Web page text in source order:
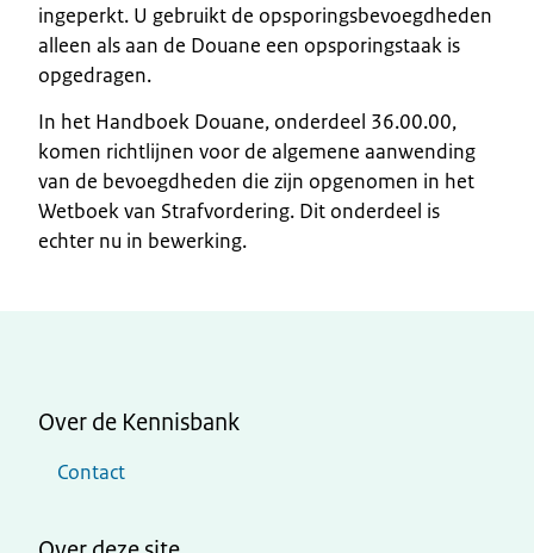
ingeperkt. U gebruikt de opsporingsbevoegdheden
alleen als aan de Douane een opsporingstaak is
opgedragen.
In het Handboek Douane, onderdeel 36.00.00,
komen richtlijnen voor de algemene aanwending
van de bevoegdheden die zijn opgenomen in het
Wetboek van Strafvordering. Dit onderdeel is
echter nu in bewerking.
Over de Kennisbank
Contact